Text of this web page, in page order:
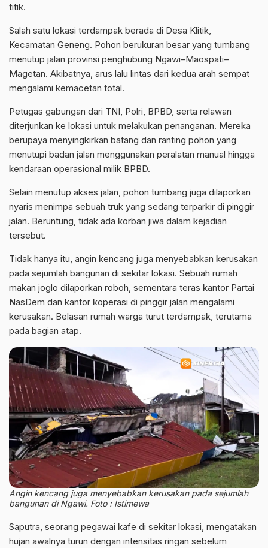
titik.
Salah satu lokasi terdampak berada di Desa Klitik,
Kecamatan Geneng. Pohon berukuran besar yang tumbang
menutup jalan provinsi penghubung Ngawi–Maospati–
Magetan. Akibatnya, arus lalu lintas dari kedua arah sempat
mengalami kemacetan total.
Petugas gabungan dari TNI, Polri, BPBD, serta relawan
diterjunkan ke lokasi untuk melakukan penanganan. Mereka
berupaya menyingkirkan batang dan ranting pohon yang
menutupi badan jalan menggunakan peralatan manual hingga
kendaraan operasional milik BPBD.
Selain menutup akses jalan, pohon tumbang juga dilaporkan
nyaris menimpa sebuah truk yang sedang terparkir di pinggir
jalan. Beruntung, tidak ada korban jiwa dalam kejadian
tersebut.
Tidak hanya itu, angin kencang juga menyebabkan kerusakan
pada sejumlah bangunan di sekitar lokasi. Sebuah rumah
makan joglo dilaporkan roboh, sementara teras kantor Partai
NasDem dan kantor koperasi di pinggir jalan mengalami
kerusakan. Belasan rumah warga turut terdampak, terutama
pada bagian atap.
Angin kencang juga menyebabkan kerusakan pada sejumlah
bangunan di Ngawi. Foto : Istimewa
Saputra, seorang pegawai kafe di sekitar lokasi, mengatakan
hujan awalnya turun dengan intensitas ringan sebelum